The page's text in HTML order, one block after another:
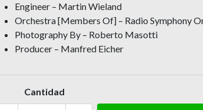
Engineer – Martin Wieland
Orchestra [Members Of] – Radio Symphony
Photography By – Roberto Masotti
Producer – Manfred Eicher
Cantidad